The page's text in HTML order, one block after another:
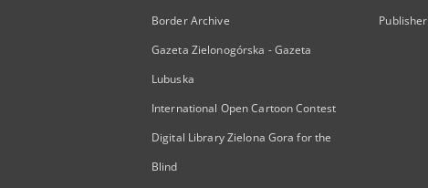
Border Archive
Gazeta Zielonogórska - Gazeta
Lubuska
International Open Cartoon Contest
Digital Library Zielona Gora for the
Blind
Publisher